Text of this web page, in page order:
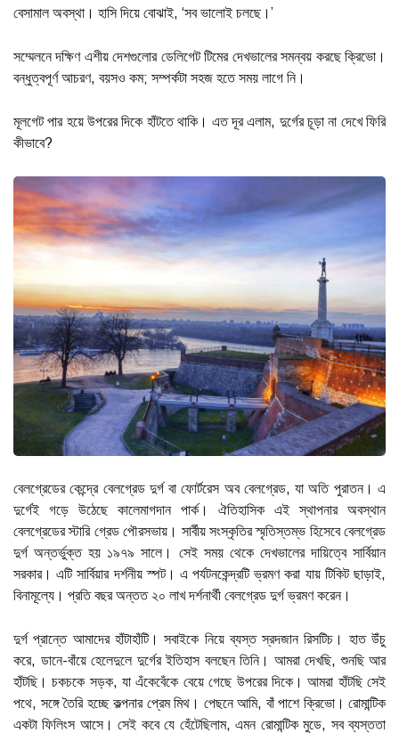
বেসামাল অবস্থা। হাসি দিয়ে বোঝাই, ‘সব ভালোই চলছে।’
সম্মেলনে দক্ষিণ এশীয় দেশগুলোর ডেলিগেট টিমের দেখভালের সমন্বয় করছে ক্রিভো।
বন্ধুত্বপূর্ণ আচরণ, বয়সও কম; সম্পর্কটা সহজ হতে সময় লাগে নি।
মূলগেট পার হয়ে উপরের দিকে হাঁটতে থাকি। এত দূর এলাম, দুর্গের চূড়া না দেখে ফিরি
কীভাবে?
বেলগ্রেডের কেন্দ্রে বেলগ্রেড দুর্গ বা ফোর্টরেস অব বেলগ্রেড, যা অতি পুরাতন। এ
দুর্গেই গড়ে উঠেছে কালেমাগদান পার্ক। ঐতিহাসিক এই স্থাপনার অবস্থান
বেলগ্রেডের স্টারি গ্রেড পৌরসভায়। সার্বীয় সংস্কৃতির স্মৃতিস্তম্ভ হিসেবে বেলগ্রেড
দুর্গ অন্তর্ভুক্ত হয় ১৯৭৯ সালে। সেই সময় থেকে দেখভালের দায়িত্বে সার্বিয়ান
সরকার। এটি সার্বিয়ার দর্শনীয় স্পট। এ পর্যটনকেন্দ্রটি ভ্রমণ করা যায় টিকিট ছাড়াই,
বিনামূল্যে। প্রতি বছর অন্তত ২০ লাখ দর্শনার্থী বেলগ্রেড দুর্গ ভ্রমণ করেন।
দুর্গ প্রান্তে আমাদের হাঁটাহাঁটি। সবাইকে নিয়ে ব্যস্ত স্রদজান রিসটিচ। হাত উঁচু
করে, ডানে-বাঁয়ে হেলেদুলে দুর্গের ইতিহাস বলছেন তিনি। আমরা দেখছি, শুনছি আর
হাঁটছি। চকচকে সড়ক, যা এঁকেবেঁকে বেয়ে গেছে উপরের দিকে। আমরা হাঁটছি সেই
পথে, সঙ্গে তৈরি হচ্ছে কল্পনার প্রেম মিথ। পেছনে আমি, বাঁ পাশে ক্রিভো। রোমান্টিক
একটা ফিলিংস আসে। সেই কবে যে হেঁটেছিলাম, এমন রোমান্টিক মুডে, সব ব্যস্ততা